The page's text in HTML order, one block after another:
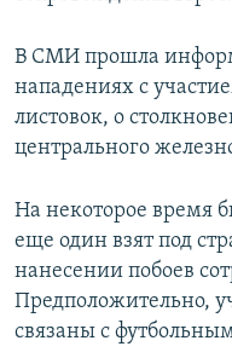
В СМИ прошла
нападениях с
листовок, о
центрального
На некоторое время
еще один взят под
нанесении побоев
Предположительно,
связаны с